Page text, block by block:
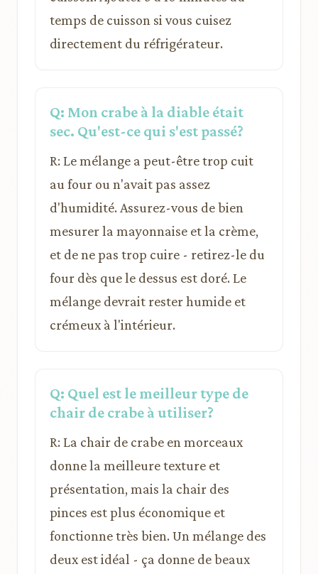
temps de cuisson si vous cuisez
directement du réfrigérateur.
Q: Mon crabe à la diable était
sec. Qu'est-ce qui s'est passé?
R: Le mélange a peut-être trop cuit
au four ou n'avait pas assez
d'humidité. Assurez-vous de bien
mesurer la mayonnaise et la crème,
et de ne pas trop cuire - retirez-le du
four dès que le dessus est doré. Le
mélange devrait rester humide et
crémeux à l'intérieur.
Q: Quel est le meilleur type de
chair de crabe à utiliser?
R: La chair de crabe en morceaux
donne la meilleure texture et
présentation, mais la chair des
pinces est plus économique et
fonctionne très bien. Un mélange des
deux est idéal - ça donne de beaux